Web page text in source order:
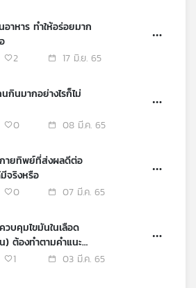
อาหาร ทำให้อร่อยมาก
2 17 มิ.ย. 65
กินมากอย่างไรก็ไม่
0 08 มี.ค. 65
ายทิพย์ที่ส่งผลดีต่อ
จริงหรือ
0 07 มี.ค. 65
วบคุมไขมันในเลือด
ต้องทำตามคำแนะนำ
ย่างเคร่งครัดจริงหรือ
1 03 มี.ค. 65